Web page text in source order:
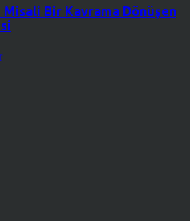
Misali Bir Kavrama Dönüşen